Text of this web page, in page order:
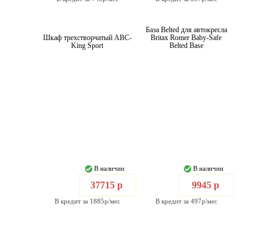
Шкаф трехстворчатый ABC-
King Sport
В наличии
37715 р
В кредит за 1885р/мес
База Belted для автокресла
Britax Romer Baby-Safe
Belted Base
В наличии
9945 р
В кредит за 497р/мес